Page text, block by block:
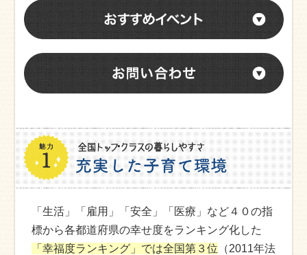
「生活」「雇用」「安全」「医療」など４０の指
標から各都道府県の幸せ度をランキング化した
「幸福度ランキング」では全国第３位 （2011年法